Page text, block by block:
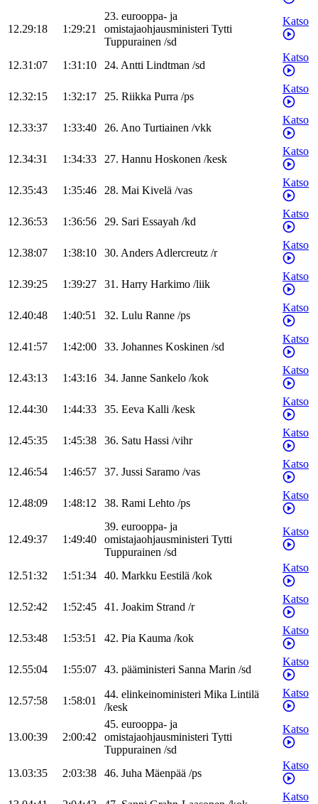
12.29:18 1:29:21
23. eurooppa- ja
omistajaohjausministeri Tytti
Tuppurainen /sd
Katso
12.31:07 1:31:10 24. Antti Lindtman /sd
Katso
12.32:15 1:32:17 25. Riikka Purra /ps
Katso
12.33:37 1:33:40 26. Ano Turtiainen /vkk
Katso
12.34:31 1:34:33 27. Hannu Hoskonen /kesk
Katso
12.35:43 1:35:46 28. Mai Kivelä /vas
Katso
12.36:53 1:36:56 29. Sari Essayah /kd
Katso
12.38:07 1:38:10 30. AndersAdlercreutz /r
Katso
12.39:25 1:39:27 31. Harry Harkimo /liik
Katso
12.40:48 1:40:51 32. Lulu Ranne /ps
Katso
12.41:57 1:42:00 33. Johannes Koskinen /sd
Katso
12.43:13 1:43:16 34. Janne Sankelo /kok
Katso
12.44:30 1:44:33 35. Eeva Kalli /kesk
Katso
12.45:35 1:45:38 36. Satu Hassi /vihr
Katso
12.46:54 1:46:57 37. Jussi Saramo /vas
Katso
12.48:09 1:48:12 38. Rami Lehto /ps
Katso
12.49:37 1:49:40
39. eurooppa- ja
omistajaohjausministeri Tytti
Tuppurainen /sd
Katso
12.51:32 1:51:34 40. Markku Eestilä /kok
Katso
12.52:42 1:52:45 41. Joakim Strand /r
Katso
12.53:48 1:53:51 42. Pia Kauma /kok
Katso
12.55:04 1:55:07 43. pääministeri Sanna Marin /sd
Katso
12.57:58 1:58:01
44. elinkeinoministeri Mika Lintilä
/kesk
Katso
13.00:39 2:00:42
45. eurooppa- ja
omistajaohjausministeri Tytti
Tuppurainen /sd
Katso
13.03:35 2:03:38 46. Juha Mäenpää /ps
Katso
Katso